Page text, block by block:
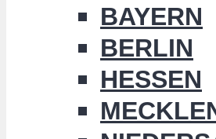
BAYERN
BERLIN
HESSEN